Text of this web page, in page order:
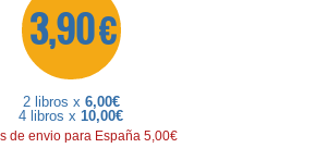
3,90 €
2 libros x 6,00€
4 libros x 10,00€
de envio para España 5,00€